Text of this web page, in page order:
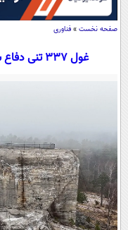
صفحه نخست » فناوری
غول 337 تنی دفاع ساحلی با برد 55 کیلومتر (+عکس)